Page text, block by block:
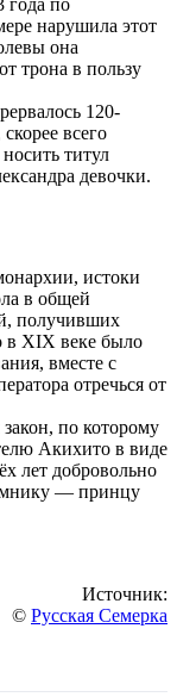
нарушила этот
она
трона в пользу
120-
всего
титул
девочки.
истоки
в общей
получивших
в XIX веке было
вместе с
отречься от
по которому
Акихито в виде
лет добровольно
— принцу
Источник:
© Русская Семерка